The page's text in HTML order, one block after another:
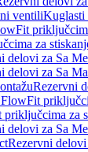
ventiliKuglasti
za
delovi za Sa
delovi za Sa
Rezervni
FlowFit
za
delovi za Sa
Rezervni